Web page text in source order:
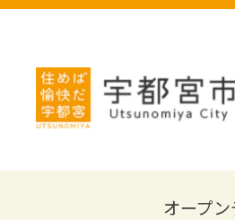
ス
オープ